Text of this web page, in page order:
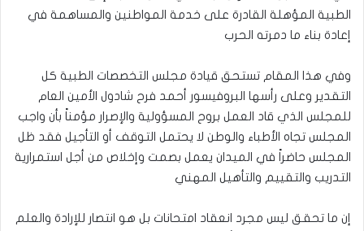
الطبية المؤهلة القادرة على خدمة المواطنين والمساهمة في
إعادة بناء ما دمرته الحرب
وفي هذا المقام تستحق قيادة مجلس التخصصات الطبية كل
التقدير وعلى رأسها البروفيسور أحمد فرح شادول الأمين العام
للمجلس الذي قاد العمل بروح المسؤولية والإصرار مؤمناً بأن واجب
المجلس تجاه الأطباء والوطن لا يحتمل التوقف أو التأجيل فقد ظل
المجلس حاضراً في الميدان يعمل بصمت وإخلاص من أجل استمرارية
التدريب والتقييم والتأهيل المهني
إن ما تحقق ليس مجرد انعقاد امتحانات بل هو انتصار للإرادة والعلم